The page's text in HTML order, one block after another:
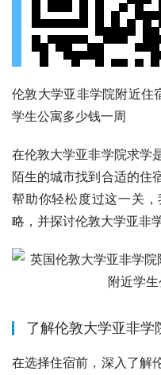
伦敦大学亚非学院附近住
学生公寓多少钱一周
在伦敦大学亚非学院求学
陌生的城市找到合适的住
帮助你轻松度过这一关
略，并探讨伦敦大学亚非
了解伦敦大学亚非学
在选择住宿前，深入了解